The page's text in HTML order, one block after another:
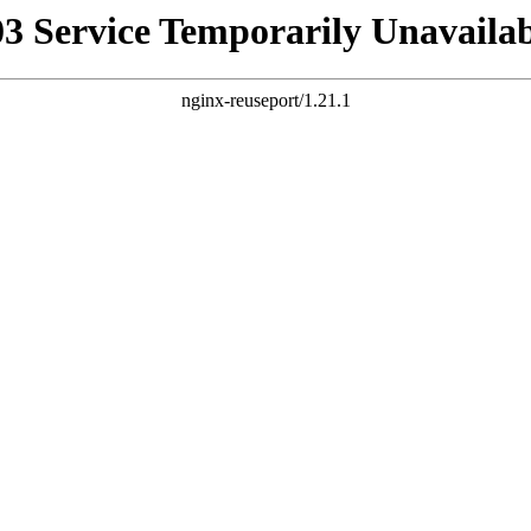
Service Temporarily
nginx-reuseport/1.21.1